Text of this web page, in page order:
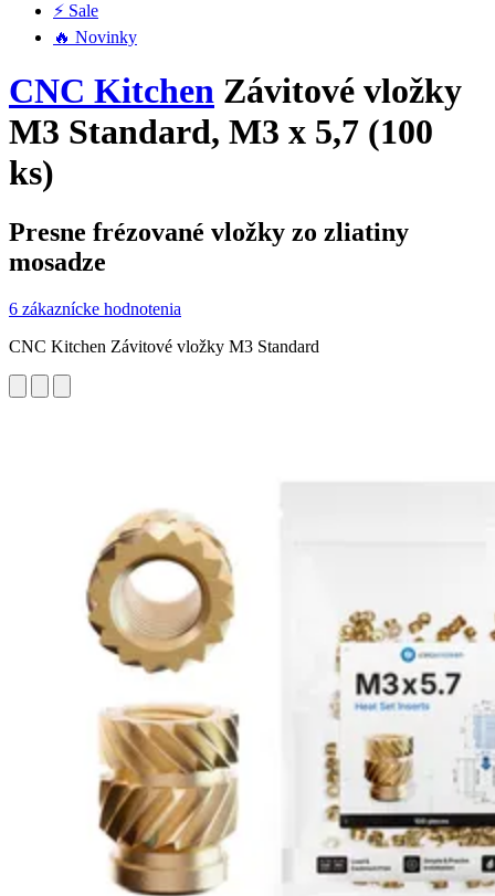
⚡ Sale
🔥 Novinky
CNC Kitchen Závitové vložky
M3 Standard, M3 x 5,7 (100
ks)
Presne frézované vložky zo zliatiny
mosadze
6 zákaznícke hodnotenia
CNC Kitchen Závitové vložky M3 Standard